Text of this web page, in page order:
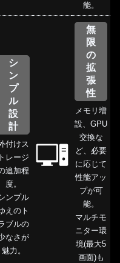
能。
シ
ン
プ
ル
設
計
付けス
トレージ
追加程
度。
ンプル
えのト
ブルの
なさが
魅力。
無
限
の
拡
張
性
メモリ増
設、GPU
交換な
ど、必要
に応じて
性能アッ
プが可
能。
マルチモ
ニター環
境(最大5
画面)も